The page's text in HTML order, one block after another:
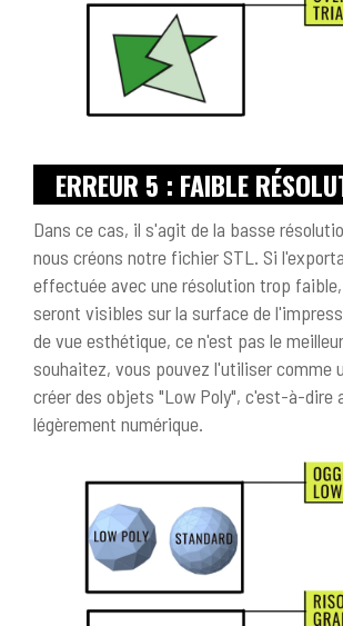
ERREUR 5 : FAIBLE
Dans ce cas, il s'agit de la basse
nous créons notre fichier STL. Si
effectuée avec une résolution trop
seront visibles sur la surface de
de vue esthétique, ce n'est pas le
souhaitez, vous pouvez l'utiliser comme
créer des objets "Low Poly", c'est-à-dire
légèrement numérique.